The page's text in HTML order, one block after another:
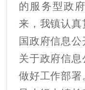
的服务型政
来，我镇认
国政府信息
关于政府信
做好工作部